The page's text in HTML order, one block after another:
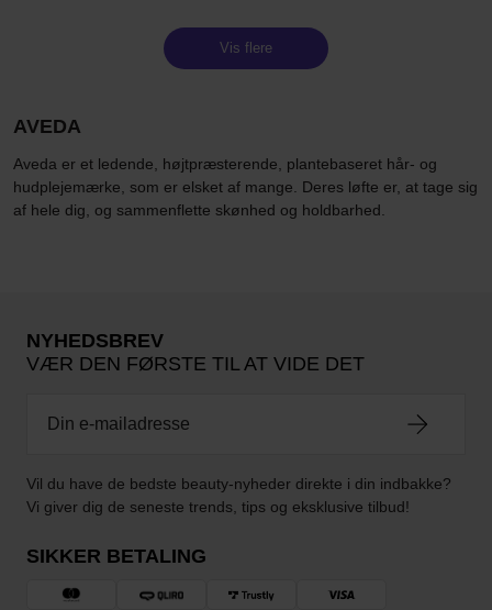
Vis flere
AVEDA
Aveda er et ledende, højtpræsterende, plantebaseret hår- og
hudplejemærke, som er elsket af mange. Deres løfte er, at tage sig
af hele dig, og sammenflette skønhed og holdbarhed.
NYHEDSBREV
VÆR DEN FØRSTE TIL AT VIDE DET
Vil du have de bedste beauty-nyheder direkte i din indbakke?
Vi giver dig de seneste trends, tips og eksklusive tilbud!
SIKKER BETALING